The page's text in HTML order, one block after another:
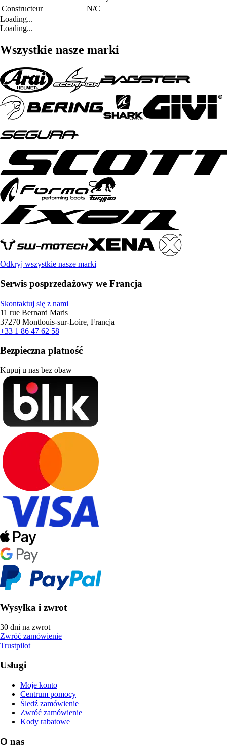
Constructeur
N/C
Loading...
Loading...
Wszystkie nasze marki
Odkryj wszystkie nasze marki
Serwis posprzedażowy we Francja
Skontaktuj się z nami
11 rue Bernard Maris
37270 Montlouis-sur-Loire, Francja
+33 1 86 47 62 58
Bezpieczna płatność
Kupuj u nas bez obaw
Wysyłka i zwrot
30 dni na zwrot
Zwróć zamówienie
Trustpilot
Usługi
Moje konto
Centrum pomocy
Śledź zamówienie
Zwróć zamówienie
Kody rabatowe
O nas